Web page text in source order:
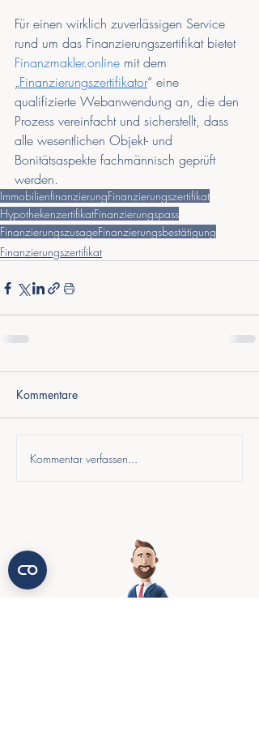
Für einen wirklich zuverlässigen Service
rund um das Finanzierungszertifikat bietet
Finanzmakler.online mit dem
„Finanzierungszertifikator“ eine
qualifizierte Webanwendung an, die den
Prozess vereinfacht und sicherstellt, dass
alle wesentlichen Objekt- und
Bonitätsaspekte fachmännisch geprüft
werden.
ImmobilienfinanzierungFinanzierungszertifikat
HypothekenzertifikatFinanzierungspass
FinanzierungszusageFinanzierungsbestätigung
Finanzierungszertifikat
Kommentare
Kommentar verfassen...